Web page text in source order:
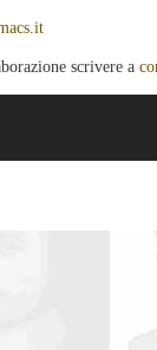
scrivere a